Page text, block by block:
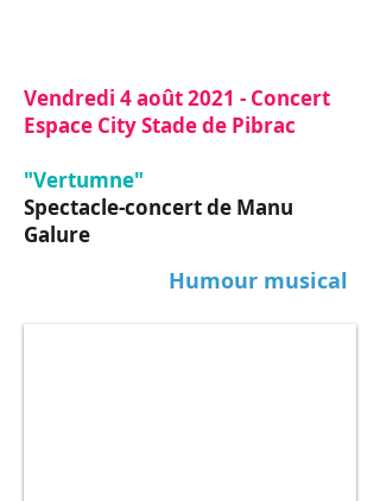
Vendredi 4 août 2021 - Concert
Espace City Stade de Pibrac
"Vertumne"
Spectacle-concert de Manu
Galure
Humour musical